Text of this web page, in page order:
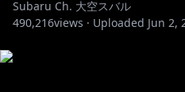
Subaru Ch. 大空スバル
490,216views · Uploaded Jun 2,